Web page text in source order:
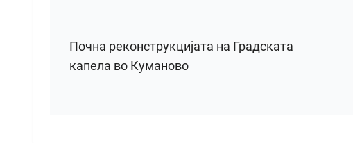
Почна реконструкцијата на Градската
капела во Куманово